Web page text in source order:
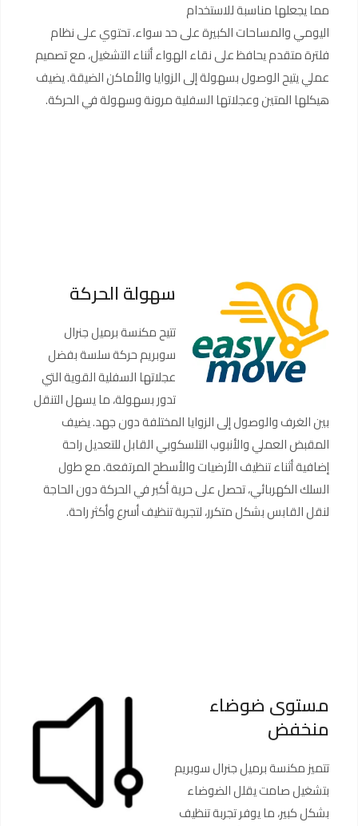
مما يجعلها مناسبة للاستخدام
اليومي والمساحات الكبيرة على حد سواء. تحتوي على نظام
فلترة متقدم يحافظ على نقاء الهواء أثناء التشغيل، مع تصميم
عملي يتيح الوصول بسهولة إلى الزوايا والأماكن الضيقة. يضيف
هيكلها المتين وعجلاتها السفلية مرونة وسهولة في الحركة.
سهولة الحركة
تتيح مكنسة برميل جنرال
سوبريم حركة سلسة بفضل
عجلاتها السفلية القوية التي
تدور بسهولة، ما يسهل التنقل
بين الغرف والوصول إلى الزوايا المختلفة دون جهد. يضيف
المقبض العملي والأنبوب التلسكوبي القابل للتعديل راحة
إضافية أثناء تنظيف الأرضيات والأسطح المرتفعة. مع طول
السلك الكهربائي، تحصل على حرية أكبر في الحركة دون الحاجة
لنقل القابس بشكل متكرر، لتجربة تنظيف أسرع وأكثر راحة.
مستوى ضوضاء
منخفض
تتميز مكنسة برميل جنرال سوبريم
بتشغيل صامت يقلل الضوضاء
بشكل كبير، ما يوفر تجربة تنظيف